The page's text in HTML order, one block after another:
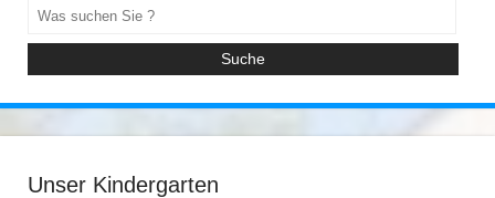
Suchen
Unser Kindergarten